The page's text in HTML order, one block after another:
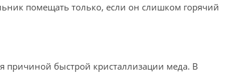
помещать только, если он слишком горячий
причиной быстрой кристаллизации меда. В